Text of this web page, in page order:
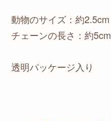
動物のサイズ：約2.5cm
チェーンの長さ：約5cm
透明パッケージ入り